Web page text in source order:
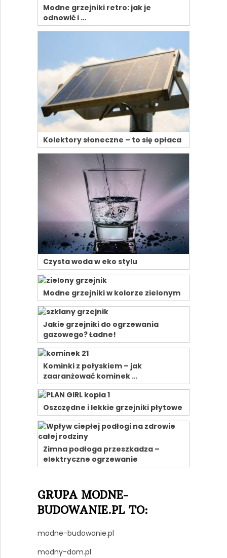
Modne grzejniki retro: jak je
odnowić i …
Kolektory słoneczne – to się opłaca
Czysta woda w eko stylu
Modne grzejniki w kolorze zielonym
Jakie grzejniki do ogrzewania
gazowego? Ładne!
Kominki z połyskiem – jak
zaaranżować kominek …
Oszczędne i lekkie grzejniki płytowe
Zimna podłoga przeszkadza –
elektryczne ogrzewanie
GRUPA MODNE-
BUDOWANIE.PL TO:
modne-budowanie.pl
modny-dom.pl